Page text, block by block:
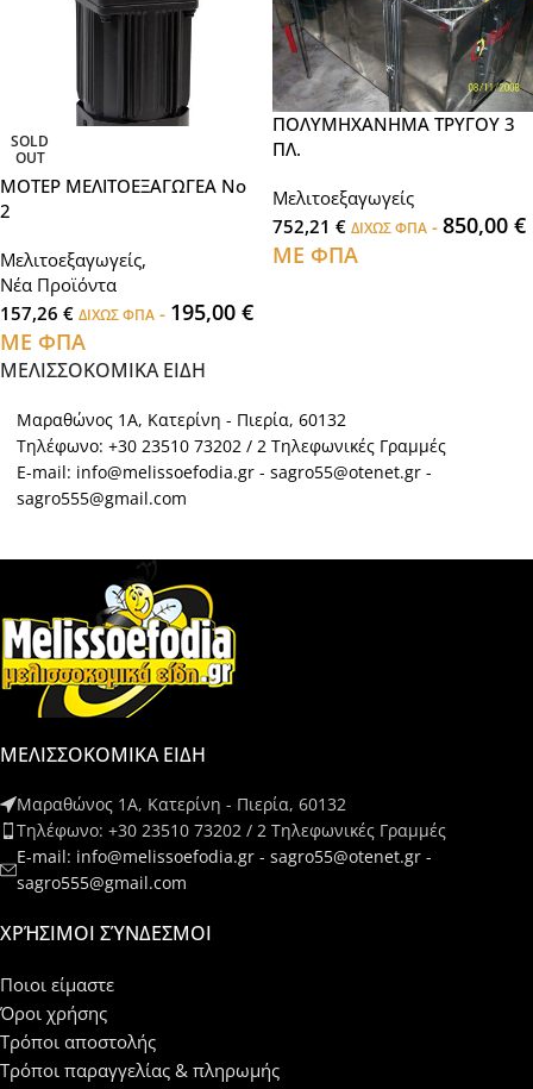
SOLD
OUT
ΜΟΤΕΡ ΜΕΛΙΤΟΕΞΑΓΩΓΕΑ No
2
Μελιτοεξαγωγείς,
Νέα Προϊόντα
157,26 € ΔΙΧΩΣ ΦΠΑ - 195,00 €
ΜΕ ΦΠΑ
ΠΟΛΥΜΗΧΑΝΗΜΑ ΤΡΥΓΟΥ 3
ΠΛ.
Μελιτοεξαγωγείς
752,21 € ΔΙΧΩΣ ΦΠΑ - 850,00 €
ΜΕ ΦΠΑ
ΜΕΛΙΣΣΟΚΟΜΙΚΑ ΕΙΔΗ
Μαραθώνος 1Α, Κατερίνη - Πιερία, 60132
Τηλέφωνο: +30 23510 73202 / 2 Τηλεφωνικές Γραμμές
E-mail: info@melissoefodia.gr - sagro55@otenet.gr -
sagro555@gmail.com
ΜΕΛΙΣΣΟΚΟΜΙΚΑ ΕΙΔΗ
Μαραθώνος 1Α, Κατερίνη - Πιερία, 60132
Τηλέφωνο: +30 23510 73202 / 2 Τηλεφωνικές Γραμμές
E-mail: info@melissoefodia.gr - sagro55@otenet.gr -
sagro555@gmail.com
ΧΡΉΣΙΜΟΙ ΣΎΝΔΕΣΜΟΙ
Ποιοι είμαστε
Όροι χρήσης
Τρόποι αποστολής
Τρόποι παραγγελίας & πληρωμής